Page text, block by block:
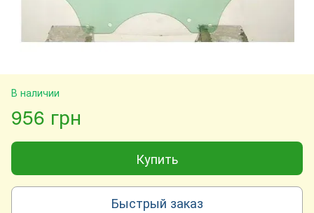
В наличии
956 грн
Купить
Быстрый заказ